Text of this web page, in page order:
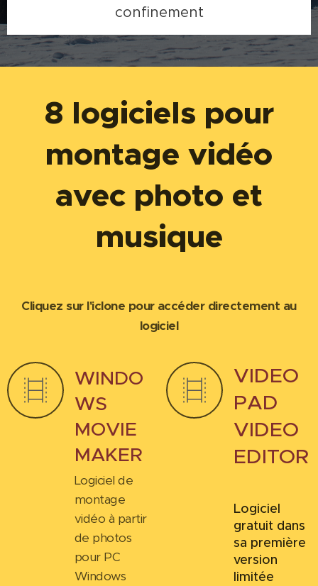
confinement
8 logiciels pour
montage vidéo
avec photo et
musique
Cliquez sur l'iclone pour accéder directement au
logiciel
WINDO
WS
MOVIE
MAKER
Logiciel de
montage
vidéo à partir
de photos
pour PC
Windows
VIDEO
PAD
VIDEO
EDITOR
Logiciel
gratuit dans
sa première
version
limitée